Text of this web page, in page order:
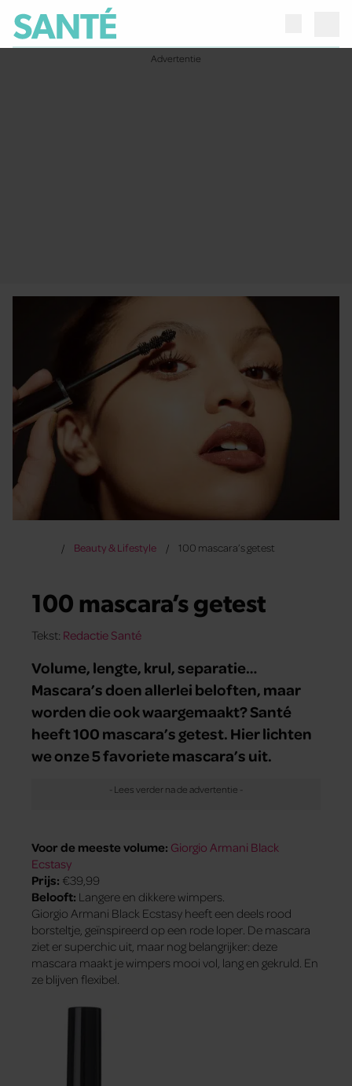
Beauty & Lifestyle 100 mascara’s getest
100 mascara’s getest
Tekst: Redactie Santé
Volume, lengte, krul, separatie…
Mascara’s doen allerlei beloften, maar
worden die ook waargemaakt? Santé
heeft 100 mascara’s getest. Hier lichten
we onze 5 favoriete mascara’s uit.
Voor de meeste volume: Giorgio Armani Black
Ecstasy
Prijs: €39,99
Belooft: Langere en dikkere wimpers.
Giorgio Armani Black Ecstasy heeft een deels rood
borsteltje, geïnspireerd op een rode loper. De mascara
ziet er superchic uit, maar nog belangrijker: deze
mascara maakt je wimpers mooi vol, lang en gekruld. En
ze blijven flexibel.